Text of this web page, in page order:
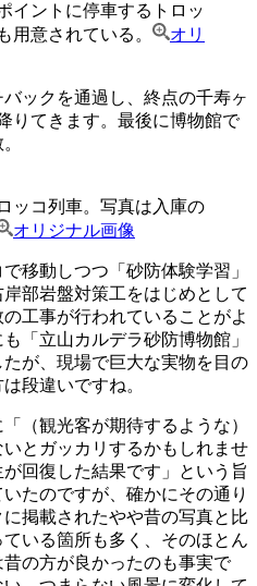
イントに停車するトロッ
用意されている。
オリ
ックを通過し、終点の千寿ヶ
りてきます。最後に博物館で
ッコ列車。写真は入庫の
オリジナル画像
移動しつつ「砂防体験学習」
部岩盤対策工をはじめとして
工事が行われていることがよ
「立山カルデラ砂防博物館」
が、現場で巨大な実物を目の
段違いですね。
（観光客が期待するような）
とガッカリするかもしれませ
回復した結果です」という旨
たのですが、確かにその通り
掲載されたやや昔の写真と比
いる箇所も多く、そのほとん
の方が良かったのも事実で